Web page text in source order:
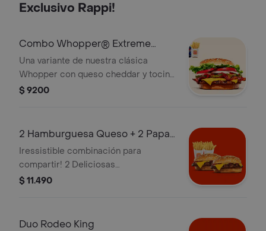
Exclusivo Rappi!
Combo Whopper® Extreme
Rappi!
Una variante de nuestra clásica
Whopper con queso cheddar y tocino
que lleva al placer. ¡Tu combo incluye
$ 9200
2 Hamburguesa Queso + 2 Papas
Grandes
Iressistible combinación para
compartir! 2 Deliciosas
Hamburguesas Queso Jr de 56
$ 11.490
Duo Rodeo King